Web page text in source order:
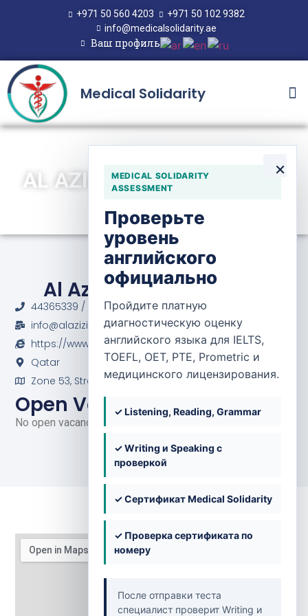
+971 50 560 4203
+971 50 102 9382
info@medicalsolidarity.ae
Ваш профиль
Medical Solidarity
×
MEDICAL SOLIDARITY
ASSESSMENT
Проверьте
уровень
английского
официально
Пройдите платную
диагностическую оценку
английского языка для IELTS,
TOEFL, OET, PTE, Prometric и
медицинского лицензирования.
✓ Listening, Reading, Grammar
✓ Writing и Speaking с
проверкой
✓ Сертификат Medical Solidarity
✓ Проверка сертификата по
номеру
После отправки теста
специалист проверит Writing и
AL AZIZIYA PHARMACY 12
Al Aziziya Pharmacy 12
44365339 / 974 6661 2200
info@alaziziyapharmacies.com
https://www.facebook.com/alaziziyapharmacy/
Qatar
Zone 53, Street 989, Building No. 95, New Al Rayan
Open Vacancies
No open vacancies at the moment.